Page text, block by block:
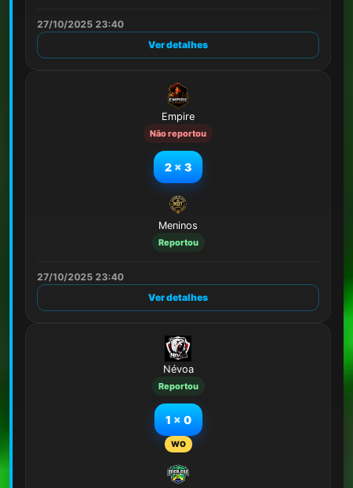
27/10/2025 23:40
Ver detalhes
Empire
Não reportou
2 x 3
Meninos
Reportou
27/10/2025 23:40
Ver detalhes
Névoa
Reportou
1 x 0
WO